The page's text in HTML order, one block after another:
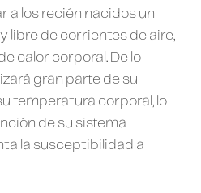
a los recién nacidos un
libre de corrientes de aire,
calor corporal. De lo
gran parte de su
temperatura corporal, lo
de su sistema
la susceptibilidad a